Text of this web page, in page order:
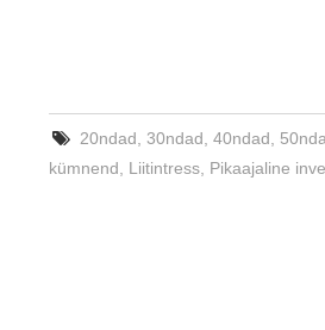
20ndad ,30ndad ,40ndad
kümnend
Liitintress Pikaajaline